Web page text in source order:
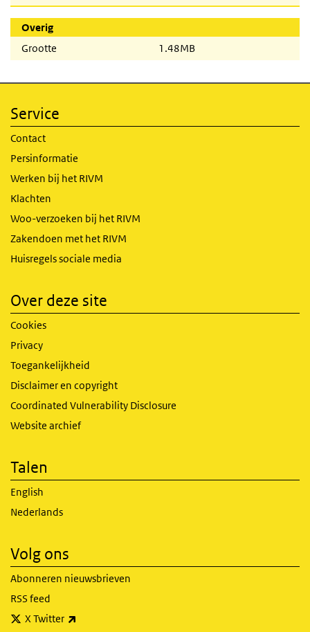
Overig
Grootte
1.48MB
Service
Contact
Persinformatie
Werken bij het RIVM
Klachten
Woo-verzoeken bij het RIVM
Zakendoen met het RIVM
Huisregels sociale media
Over deze site
Cookies
Privacy
Toegankelijkheid
Disclaimer en copyright
Coordinated Vulnerability Disclosure
Website archief
Talen
English
Nederlands
Volg ons
Abonneren nieuwsbrieven
RSS feed
X Twitter